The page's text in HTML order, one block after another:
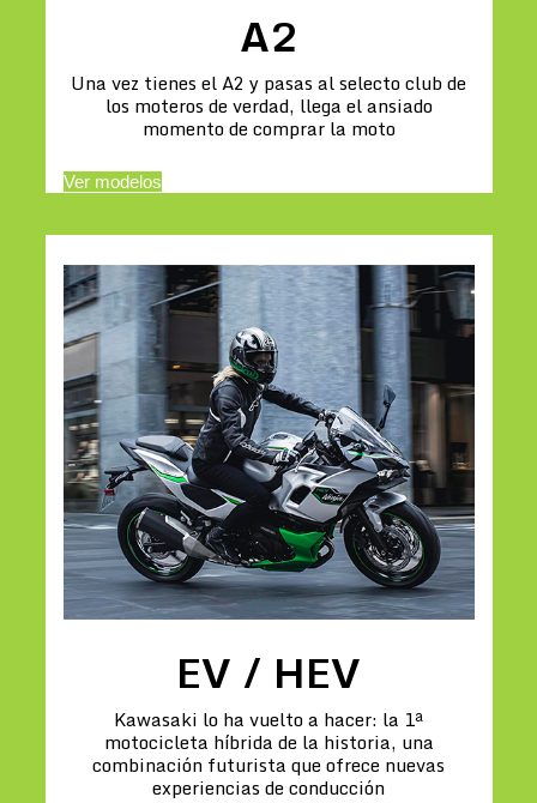
A2
Una vez tienes el A2 y pasas al selecto club de
los moteros de verdad, llega el ansiado
momento de comprar la moto
Ver modelos
EV / HEV
Kawasaki lo ha vuelto a hacer: la 1ª
motocicleta híbrida de la historia, una
combinación futurista que ofrece nuevas
experiencias de conducción